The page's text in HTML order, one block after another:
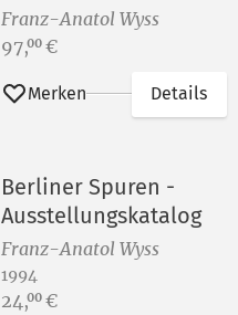
Franz-Anatol Wyss
Preis:
97,00 €
Merken Details
Berliner Spuren -
Ausstellungskatalog
Franz-Anatol Wyss
1994
Preis:
24,00 €